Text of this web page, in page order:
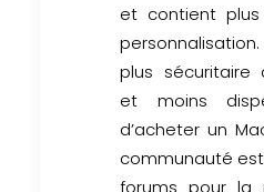
et contient plus
plus sécuritaire
et moins
d’acheter un
communauté
forums pour la